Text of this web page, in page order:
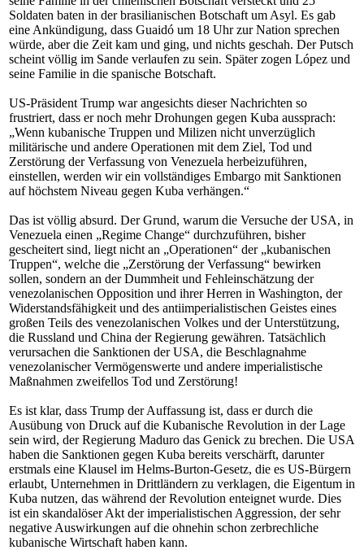
Soldaten baten in der brasilianischen Botschaft um Asyl. Es gab
eine Ankündigung, dass Guaidó um 18 Uhr zur Nation sprechen
würde, aber die Zeit kam und ging, und nichts geschah. Der Putsch
scheint völlig im Sande verlaufen zu sein. Später zogen López und
seine Familie in die spanische Botschaft.
US-Präsident Trump war angesichts dieser Nachrichten so
frustriert, dass er noch mehr Drohungen gegen Kuba aussprach:
„Wenn kubanische Truppen und Milizen nicht unverzüglich
militärische und andere Operationen mit dem Ziel, Tod und
Zerstörung der Verfassung von Venezuela herbeizuführen,
einstellen, werden wir ein vollständiges Embargo mit Sanktionen
auf höchstem Niveau gegen Kuba verhängen.“
Das ist völlig absurd. Der Grund, warum die Versuche der USA, in
Venezuela einen „Regime Change“ durchzuführen, bisher
gescheitert sind, liegt nicht an „Operationen“ der „kubanischen
Truppen“, welche die „Zerstörung der Verfassung“ bewirken
sollen, sondern an der Dummheit und Fehleinschätzung der
venezolanischen Opposition und ihrer Herren in Washington, der
Widerstandsfähigkeit und des antiimperialistischen Geistes eines
großen Teils des venezolanischen Volkes und der Unterstützung,
die Russland und China der Regierung gewähren. Tatsächlich
verursachen die Sanktionen der USA, die Beschlagnahme
venezolanischer Vermögenswerte und andere imperialistische
Maßnahmen zweifellos Tod und Zerstörung!
Es ist klar, dass Trump der Auffassung ist, dass er durch die
Ausübung von Druck auf die Kubanische Revolution in der Lage
sein wird, der Regierung Maduro das Genick zu brechen. Die USA
haben die Sanktionen gegen Kuba bereits verschärft, darunter
erstmals eine Klausel im Helms-Burton-Gesetz, die es US-Bürgern
erlaubt, Unternehmen in Drittländern zu verklagen, die Eigentum in
Kuba nutzen, das während der Revolution enteignet wurde. Dies
ist ein skandalöser Akt der imperialistischen Aggression, der sehr
negative Auswirkungen auf die ohnehin schon zerbrechliche
kubanische Wirtschaft haben kann.